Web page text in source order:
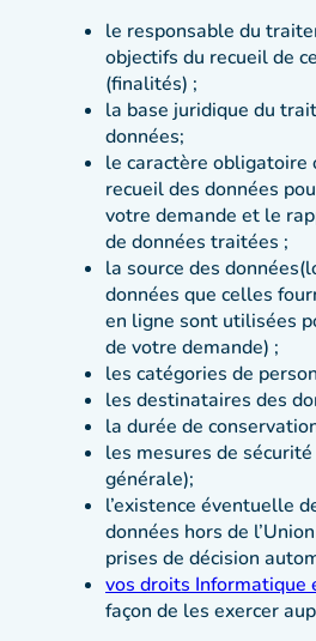
le responsable du
objectifs du recueil de
(finalités) ;
la base juridique du
données;
le caractère obligatoire
recueil des données
votre demande et le
de données traitées ;
la source des
données que celles
en ligne sont utilisées
de votre demande) ;
les catégories de
les destinataires des
la durée de
les mesures de
générale);
l’existence éventuelle
données hors de
prises de décision
vos droits Informatique
façon de les exercer